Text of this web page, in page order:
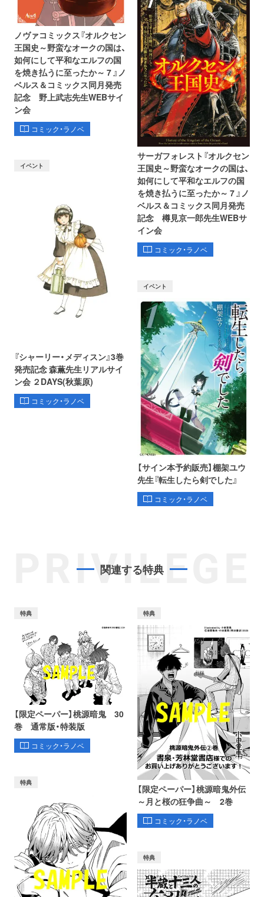
ノヴァコミックス『オルクセン
王国史～野蛮なオークの国は、
如何にして平和なエルフの国
を焼き払うに至ったか～ 7 』ノ
ベルス＆コミックス同月発売
記念 野上武志先生WEBサイ
ン会
コミック・ラノベ
サーガフォレスト『オルクセン
王国史～野蛮なオークの国は、
如何にして平和なエルフの国
を焼き払うに至ったか～ 7 』ノ
ベルス＆コミックス同月発売
記念 樽見京一郎先生WEBサ
イン会
コミック・ラノベ
イベント
『シャーリー・メディスン』3巻
発売記念 森薫先生リアルサイ
ン会 ２DAYS(秋葉原)
コミック・ラノベ
イベント
【サイン本予約販売】棚架ユウ
先生『転生したら剣でした』
コミック・ラノベ
PRIVILEGE
関連する特典
特典
【限定ペーパー】桃源暗鬼 30
巻 通常版・特装版
コミック・ラノベ
特典
【限定ペーパー】桃源暗鬼外伝
～月と桜の狂争曲～ 2巻
コミック・ラノベ
特典
特典